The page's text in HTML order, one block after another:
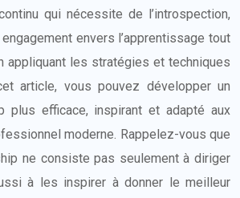
qui nécessite de l’introspection,
envers l’apprentissage tout
appliquant les stratégies et techniques
article, vous pouvez développer un
plus efficace, inspirant et adapté aux
moderne. Rappelez-vous que
ne consiste pas seulement à diriger
à les inspirer à donner le meilleur